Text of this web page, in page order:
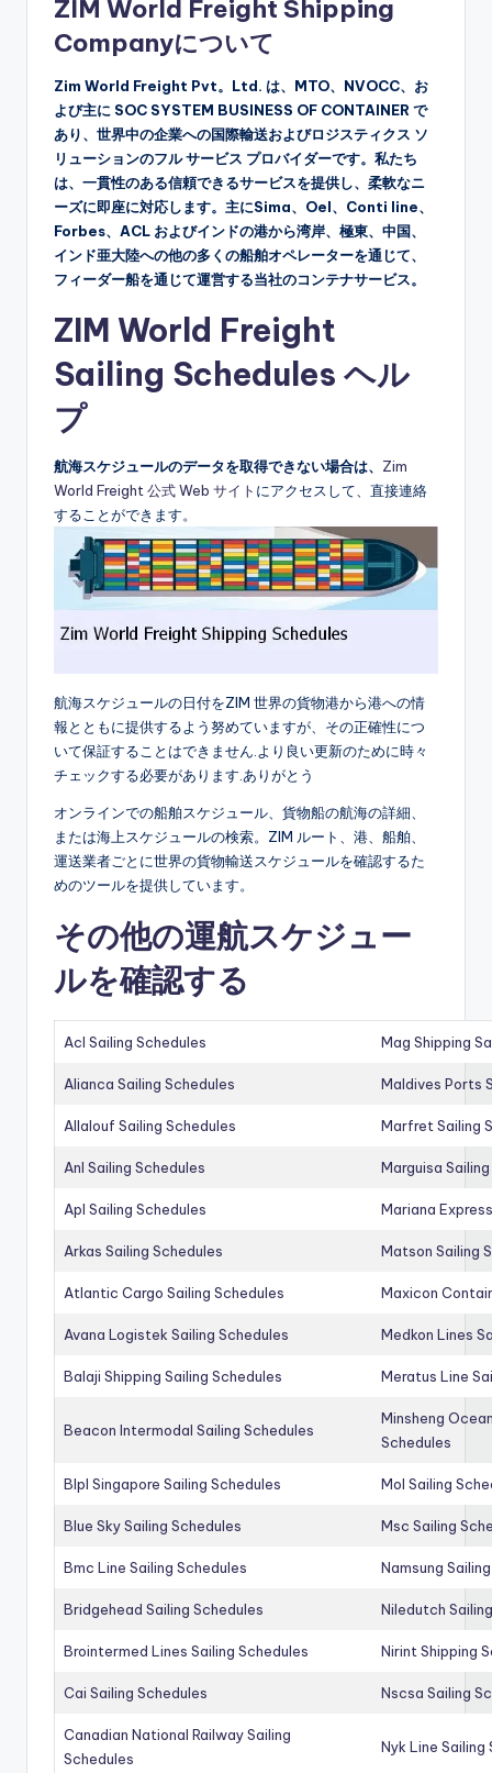
ZIM World Freight Shipping
Companyについて
Zim World Freight Pvt。Ltd. は、MTO、NVOCC、お
よび主に SOC SYSTEM BUSINESS OF CONTAINER で
あり、世界中の企業への国際輸送およびロジスティクス ソ
リューションのフル サービス プロバイダーです。私たち
は、一貫性のある信頼できるサービスを提供し、柔軟なニ
ーズに即座に対応します。主にSima、Oel、Conti line、
Forbes、ACL およびインドの港から湾岸、極東、中国、
インド亜大陸への他の多くの船舶オペレーターを通じて、
フィーダー船を通じて運営する当社のコンテナサービス。
ZIM World Freight
Sailing Schedules ヘル
プ
航海スケジュールのデータを取得できない場合は、 Zim
World Freight 公式 Web サイト にアクセスして、直接連絡
することができます。
航海スケジュールの日付をZIM 世界の貨物港から港への情
報とともに提供するよう努めていますが、その正確性につ
いて保証することはできません.より良い更新のために時々
チェックする必要があります.ありがとう
オンラインでの船舶スケジュール、貨物船の航海の詳細、
または海上スケジュールの検索。ZIM ルート、港、船舶、
運送業者ごとに世界の貨物輸送スケジュールを確認するた
めのツールを提供しています。
その他の運航スケジュー
ルを確認する
Acl Sailing Schedules Mag Shipping
Alianca Sailing Schedules Maldives Ports
Allalouf Sailing Schedules Marfret Sailing
Anl Sailing Schedules Marguisa
Apl Sailing Schedules Mariana
Arkas Sailing Schedules Matson Sailing
Atlantic Cargo Sailing Schedules Maxicon
Avana Logistek Sailing Schedules Medkon Lines
Balaji Shipping Sailing Schedules Meratus Line
Beacon Intermodal Sailing Schedules
Minsheng
Schedules
Blpl Singapore Sailing Schedules Mol Sailing
Blue Sky Sailing Schedules Msc Sailing
Bmc Line Sailing Schedules Namsung
Bridgehead Sailing Schedules Niledutch
Brointermed Lines Sailing Schedules Nirint Shipping
Cai Sailing Schedules Nscsa Sailing
Canadian National Railway Sailing
Schedules
Nyk Line Sailing